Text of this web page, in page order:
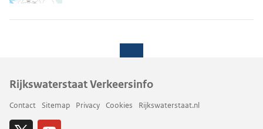
Rijkswaterstaat Verkeersinfo
Contact Sitemap Privacy Cookies Rijkswaterstaat.nl